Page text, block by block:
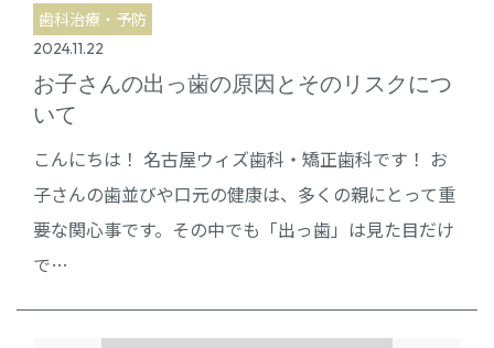
歯科治療・予防
2024.11.22
お子さんの出っ歯の原因とそのリスクにつ
いて
こんにちは！ 名古屋ウィズ歯科・矯正歯科です！ お
子さんの歯並びや口元の健康は、多くの親にとって重
要な関心事です。その中でも「出っ歯」は見た目だけ
で…